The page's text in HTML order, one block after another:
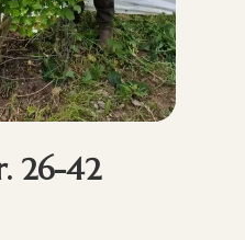
26-42